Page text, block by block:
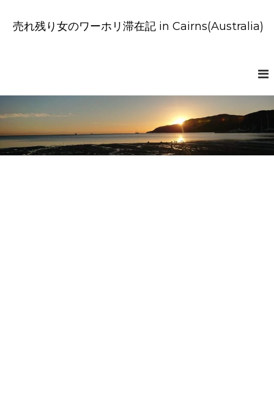
キ
プ
売れ残り女のワーホリ滞在記 in Cairns(Australia)